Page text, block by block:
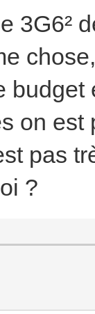
3G6²
on
pas
?